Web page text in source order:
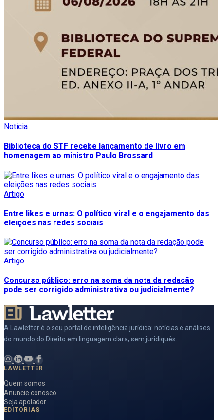
Notícia
Biblioteca do STF recebe lançamento de livro em
homenagem ao ministro Paulo Brossard
Artigo
Entre likes e urnas: O político viral e o engajamento das
eleições nas redes sociais
Artigo
Concurso público: erro na soma da nota da redação
pode ser corrigido administrativa ou judicialmente?
A Lawletter é o seu portal de inteligência jurídica: notícias e análises
do mundo do Direito em linguagem clara, sem juridiquês.
LAWLETTER
Quem somos
Anuncie conosco
Seja apoiador
EDITORIAS